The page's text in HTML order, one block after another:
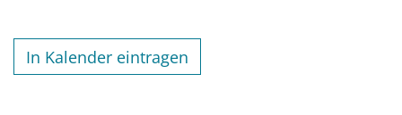
In Kalender eintragen